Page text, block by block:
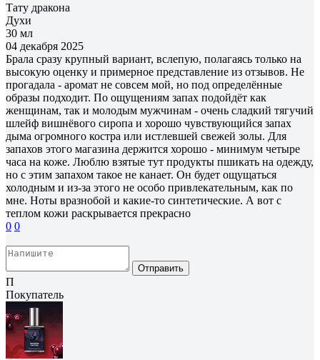
Тату дракона
Духи
30 мл
04 декабря 2025
Брала сразу крупный вариант, вслепую, полагаясь только на
высокую оценку и примерное представление из отзывов. Не
прогадала - аромат не совсем мой, но под определённые
образы подходит. По ощущениям запах подойдёт как
женщинам, так и молодым мужчинам - очень сладкий тягучий
шлейф вишнёвого сиропа и хорошо чувствующийся запах
дыма огромного костра или истлевшей свежей золы. Для
запахов этого магазина держится хорошо - минимум четыре
часа на коже. Люблю взятые тут продукты пшикать на одежду,
но с этим запахом такое не канает. Он будет ощущаться
холодным и из-за этого не особо привлекательным, как по
мне. Ноты вразнобой и какие-то синтетические. А вот с
теплом кожи раскрывается прекрасно
0 0
Отправить
П
Покупатель